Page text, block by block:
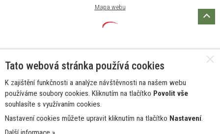
Mapa webu
Tato webová stránka používá cookies
K zajištění funkčnosti a analýze návštěvnosti na našem webu
používáme soubory cookies. Kliknutím na tlačítko Povolit vše
souhlasíte s využívaním cookies.
Nastavení cookies můžete upravit kliknutím na tlačítko Nastavení.